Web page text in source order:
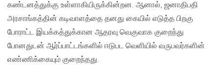
கண்டனத்துக்கு உள்ளாகியிருக்கின்றன. ஆனால், ஜனாதிபதி
அரசாங்கத்தின் கடிவாளத்தை தனது கையில் எடுத்த பிறகு
போராட்ட இயக்கத்துக்கான ஆதரவு வெகுவாக குறைந்து
போனதுடன் ஆர்ப்பாட்டங்களில் ஈடுபட வெளியில் வருபவர்களின்
எண்ணிக்கையும் குறைந்தது.